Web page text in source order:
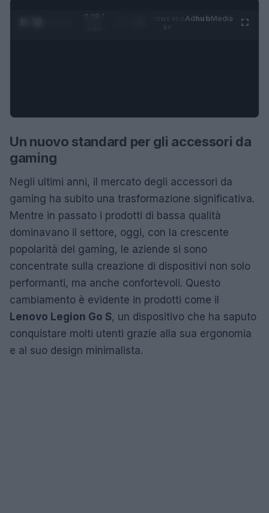
0:29 /
AdhubMedia
Un nuovo standard per gli accessori da
gaming
Negli ultimi anni, il mercato degli accessori da
gaming ha subito una trasformazione significativa.
Mentre in passato i prodotti di bassa qualità
dominavano il settore, oggi, con la crescente
popolarità del gaming, le aziende si sono
concentrate sulla creazione di dispositivi non solo
performanti, ma anche confortevoli. Questo
cambiamento è evidente in prodotti come il
Lenovo Legion Go S, un dispositivo che ha saputo
conquistare molti utenti grazie alla sua ergonomia
e al suo design minimalista.